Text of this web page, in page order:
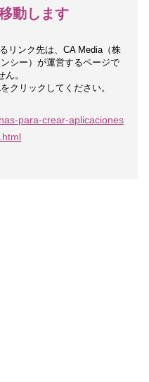
動します
リンク先は、 CA Media（株
シー）が運営するページで
。
クリックしてください。
para-crear-aplicaciones